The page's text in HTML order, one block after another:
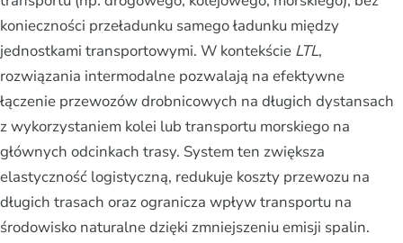
konieczności przeładunku samego ładunku między
jednostkami transportowymi. W kontekście LTL,
rozwiązania intermodalne pozwalają na efektywne
łączenie przewozów drobnicowych na długich dystansach
z wykorzystaniem kolei lub transportu morskiego na
głównych odcinkach trasy. System ten zwiększa
elastyczność logistyczną, redukuje koszty przewozu na
długich trasach oraz ogranicza wpływ transportu na
środowisko naturalne dzięki zmniejszeniu emisji spalin.